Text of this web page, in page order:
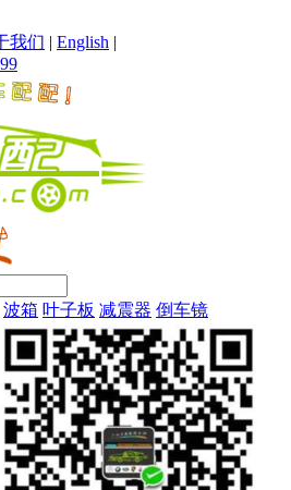
我们 | English |
波箱 叶子板 减震器 倒车镜